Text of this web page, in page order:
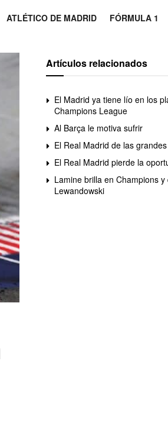
ATLÉTICO DE MADRID FÓRMULA 1
Artículos relacionados
El Madrid ya tiene lío en los
Champions League
Al Barça le motiva sufrir
El Real Madrid de las
El Real Madrid pierde la
Lamine brilla en Champions
Lewandowski